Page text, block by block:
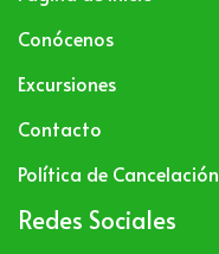
Conócenos
Excursiones
Contacto
Política de Cancelación
Redes Sociales